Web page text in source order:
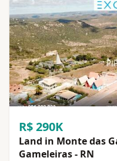
R$ 290K
Land in Monte das
Gameleiras - RN